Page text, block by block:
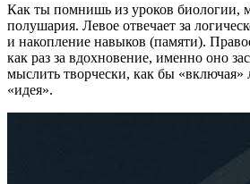
Как ты помнишь из уроков биологии,
полушария. Левое отвечает за
и накопление навыков (памяти).
как раз за вдохновение, именно оно
мыслить творчески, как бы
«идея».